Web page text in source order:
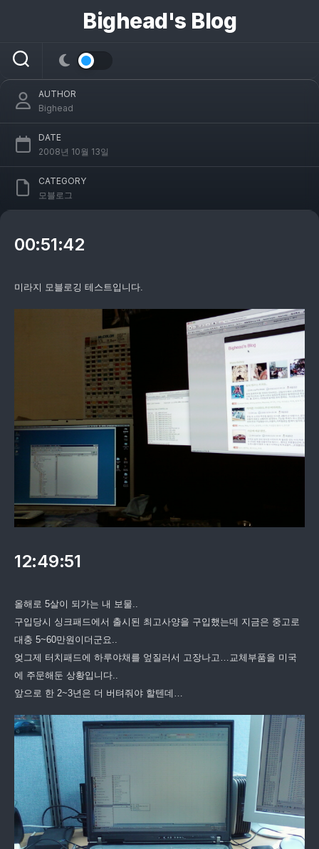
너
Bighead's Blog
[Mobile Blog] 2008-10-14
AUTHOR
Bighead
DATE
2008년 10월 13일
CATEGORY
모블로그
00:51:42
미라지 모블로깅 테스트입니다.
12:49:51
올해로 5살이 되가는 내 보물..
구입당시 싱크패드에서 출시된 최고사양을 구입했는데 지금은 중고로
대충 5~60만원이더군요..
엊그제 터치패드에 하루야채를 엎질러서 고장나고…교체부품을 미국
에 주문해둔 상황입니다..
앞으로 한 2~3년은 더 버텨줘야 할텐데…